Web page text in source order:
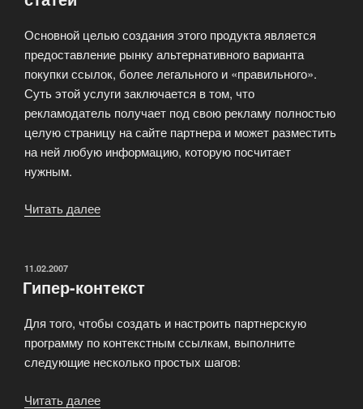
Основной целью создания этого продукта является
предоставление рынку альтернативного варианта
покупки ссылок, более легального и «правильного».
Суть этой услуги заключается в том, что
рекламодатель получает под свою рекламу полностью
целую страницу на сайте партнера и может разместить
на ней любую информацию, которую посчитает
нужным.
Читать далее
—
статей»
ОПУБЛИКОВАНО
11.02.2007
Гипер-контекст
Для того, чтобы создать и настроить партнерскую
программу по контекстным ссылкам, выполните
следующие несколько простых шагов:
Читать далее